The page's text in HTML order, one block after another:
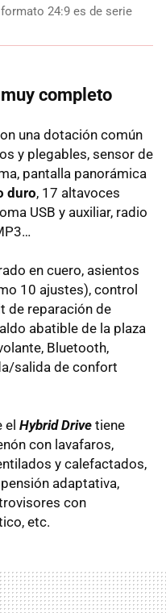
24:9 es de serie
completo
una dotación común
y plegables, sensor de
pantalla panorámica
duro, 17 altavoces
USB y auxiliar, radio
en cuero, asientos
10 ajustes), control
de reparación de
abatible de la plaza
Bluetooth,
salida de confort
el Hybrid Drive tiene
con lavafaros,
y calefactados,
adaptativa,
con
etc.